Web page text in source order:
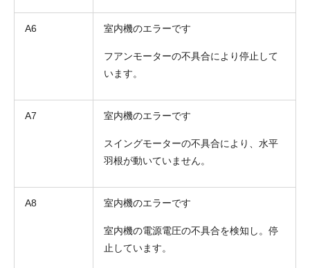
A6 室内機のエラーです
フアンモーターの不具合により停止して
います。
A7 室内機のエラーです
スイングモーターの不具合により、水平
羽根が動いていません。
A8 室内機のエラーです
室内機の電源電圧の不具合を検知し。停
止しています。